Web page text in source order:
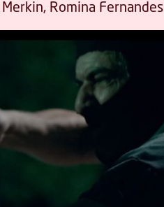
Romina Fernandes |